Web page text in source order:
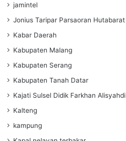
jamintel
Jonius Taripar Parsaoran Hutabarat
Kabar Daerah
Kabupaten Malang
Kabupaten Serang
Kabupaten Tanah Datar
Kajati Sulsel Didik Farkhan Alisyahdi
Kalteng
kampung